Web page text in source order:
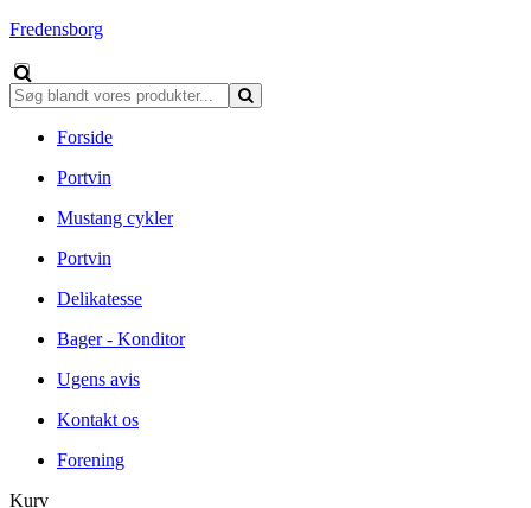
Fredensborg
Forside
Portvin
Mustang cykler
Portvin
Delikatesse
Bager - Konditor
Ugens avis
Kontakt os
Forening
Kurv